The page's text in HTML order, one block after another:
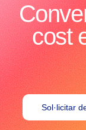
cost
Sol·licitar